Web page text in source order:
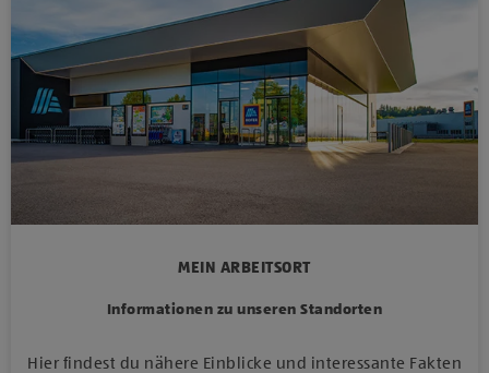
MEIN ARBEITSORT
Informationen zu unseren Standorten
Hier findest du nähere Einblicke und interessante Fakten